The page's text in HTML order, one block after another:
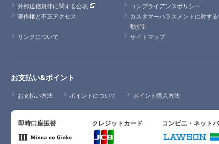
外部送信規律に関する公表
コンプライアンスポリシー
著作権と不正アクセス
カスタマーハラスメントに対す
動指針
リンクについて
サイトマップ
お支払い&ポイント
お支払い方法 ポイントについて ポイント購入方法
即時口座振替 クレジットカード コンビニ・ネット